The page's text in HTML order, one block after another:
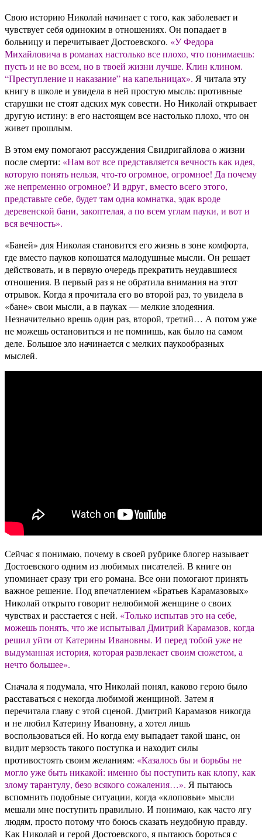
Свою историю Николай начинает с того, как заболевает и
чувствует себя одиноким в отношениях. Он попадает в
больницу и перечитывает Достоевского. «У Федора
Михайловича в романах настолько все плохо, что понимаешь:
пусть и не во всем, но в твоей жизни лучше. Клин клином.
“Преступление и наказание” на капельницах». Я читала эту
книгу в школе и увидела в ней простую мысль: противные
старушки не стоят адских мук совести. Но Николай открывает
другую истину: в его настоящем все настолько плохо, что он
живет прошлым.
В этом ему помогают рассуждения Свидригайлова о жизни
после смерти: «Нам вот все представляется вечность как идея,
которую понять нельзя, что-то огромное, огромное! Да почему
же непременно огромное? И вдруг, вместо всего этого,
представьте себе, будет там одна комнатка, эдак вроде
деревенской бани, закоптелая, а по всем углам пауки, и вот и
вся вечность».
«Баней» для Николая становится его жизнь в зоне комфорта,
где вместо пауков копошатся малодушные мысли. Он решает
действовать, и в первую очередь прекратить неудавшиеся
отношения. В первый раз я не обратила внимания на этот
отрывок. Когда я прочитала его во второй раз, то увидела в
«бане» свои мысли, а в пауках — мелкие злодеяния.
Незначительно врешь один раз, второй, третий… А потом уже
не можешь остановиться и не помнишь, как было на самом
деле. Большое зло начинается с мелких паукообразных
мыслей.
Сейчас я понимаю, почему в своей рубрике блогер называет
Достоевского одним из любимых писателей. В книге он
упоминает сразу три его романа. Все они помогают принять
важное решение. Под впечатлением «Братьев Карамазовых»
Николай открыто говорит нелюбимой женщине о своих
чувствах и расстается с ней. «Только испытав это на себе,
можешь понять, что же испытывал Дмитрий Карамазов, когда
решил уйти от Катерины Ивановны. И перед тобой уже не
выдуманная история, которая развлекает своим сюжетом, а
нечто большее».
Сначала я подумала, что Николай понял, каково герою было
расставаться с некогда любимой женщиной. Затем я
перечитала главу с этой сценой. Дмитрий Карамазов никогда
и не любил Катерину Ивановну, а хотел лишь
воспользоваться ей. Но когда ему выпадает такой шанс, он
видит мерзость такого поступка и находит силы
противостоять своим желаниям: «Казалось бы и борьбы не
могло уже быть никакой: именно бы поступить как клопу, как
злому тарантулу, безо всякого сожаления…». Я пытаюсь
вспомнить подобные ситуации, когда «клоповьи» мысли
мешали мне поступить правильно. И понимаю, как часто лгу
людям, просто потому что боюсь сказать неудобную правду.
Как Николай и герой Достоевского, я пытаюсь бороться с